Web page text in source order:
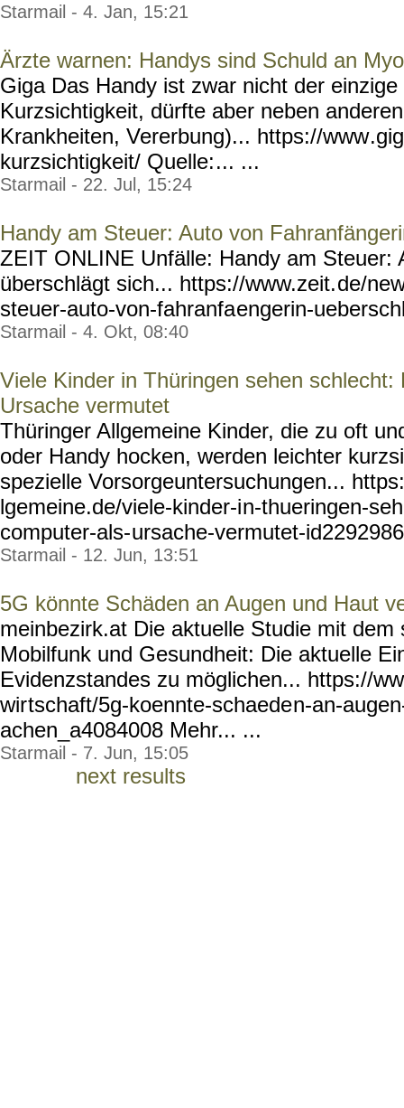
Starmail - 4. Jan, 15:21
Ärzte warnen: Handys sind Schuld an
Giga Das Handy ist zwar nicht der
Kurzsichtigkeit, dürfte aber neben
Krankheiten, Vererbung)... https://www
kurzsichtigkeit/ Quelle:... ...
Starmail - 22. Jul, 15:24
Handy am Steuer: Auto von
ZEIT ONLINE Unfälle: Handy am Steuer:
überschlägt sich... https://www.zeit.de/
steuer-auto-von-fahranfaengerin-
Starmail - 4. Okt, 08:40
Viele Kinder in Thüringen sehen
Ursache vermutet
Thüringer Allgemeine Kinder, die zu oft
oder Handy hocken, werden leichter
spezielle Vorsorgeuntersuchungen...
lgemeine.de/viele-kinder-in-thueringen-
computer-als-ursache-vermutet-id2292986
Starmail - 12. Jun, 13:51
5G könnte Schäden an Augen und Haut
meinbezirk.at Die aktuelle Studie mit
Mobilfunk und Gesundheit: Die aktuelle
Evidenzstandes zu möglichen... https://
wirtschaft/5g-koennte-schaeden-an-
achen_a4084008 Mehr... ...
Starmail - 7. Jun, 15:05
next results